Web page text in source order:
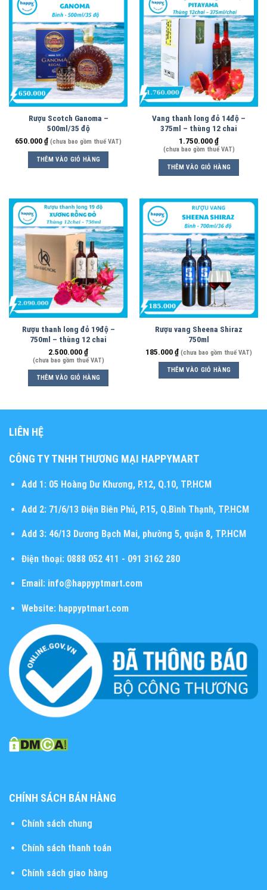
Rượu Scotch Ganoma –
500ml/35 độ
650.000₫ (chưa bao gồm thuế VAT)
THÊM VÀO GIỎ HÀNG
Vang thanh long đỏ 14độ –
375ml – thùng 12 chai
1.750.000₫
(chưa bao gồm thuế VAT)
THÊM VÀO GIỎ HÀNG
Rượu thanh long đỏ 19độ –
750ml – thùng 12 chai
2.500.000₫
(chưa bao gồm thuế VAT)
THÊM VÀO GIỎ HÀNG
Rượu vang Sheena Shiraz
750ml
185.000₫ (chưa bao gồm thuế VAT)
THÊM VÀO GIỎ HÀNG
LIÊN HỆ
CÔNG TY TNHH THƯƠNG MẠI HAPPYMART
Add 1:05 Hoàng Dư Khương, P.12, Q.10, TP.HCM
Add 2:71/6/13 Điện Biên Phủ, P.15, Q.Bình Thạnh, TP.HCM
Add 3:46/13 Dương Bạch Mai, phường 5, quận 8, TP.HCM
Điện thoại:0888 052 411 - 091 3162 280
Email:info@happyptmart.com
Website: happyptmart.com
CHÍNH SÁCH BÁN HÀNG
Chính sách chung
Chính sách thanh toán
Chính sách giao hàng